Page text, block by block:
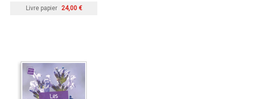
Livre papier 24,00 €